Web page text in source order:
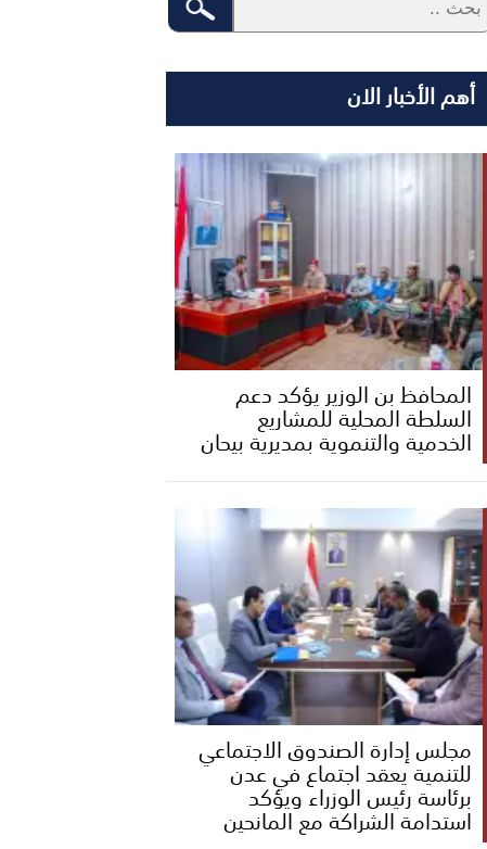
أهم الأخبار الان
المحافظ بن الوزير يؤكد دعم
السلطة المحلية للمشاريع
الخدمية والتنموية بمديرية بيحان
مجلس إدارة الصندوق الاجتماعي
للتنمية يعقد اجتماع في عدن
برئاسة رئيس الوزراء ويؤكد
استدامة الشراكة مع المانحين